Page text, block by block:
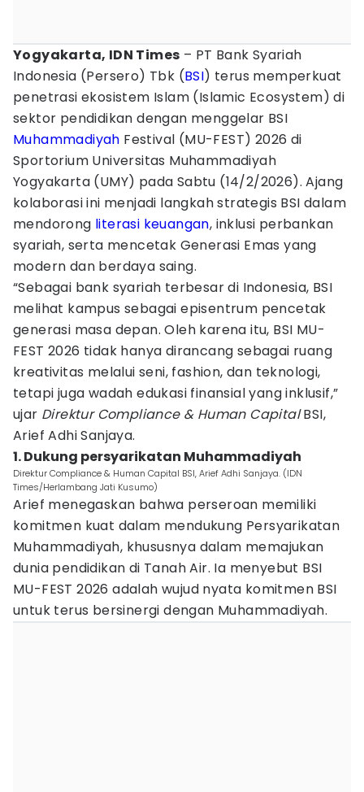
Yogyakarta, IDN Times – PT Bank Syariah
Indonesia (Persero) Tbk (BSI) terus memperkuat
penetrasi ekosistem Islam (Islamic Ecosystem) di
sektor pendidikan dengan menggelar BSI
Muhammadiyah Festival (MU-FEST) 2026 di
Sportorium Universitas Muhammadiyah
Yogyakarta (UMY) pada Sabtu (14/2/2026). Ajang
kolaborasi ini menjadi langkah strategis BSI dalam
mendorong literasi keuangan, inklusi perbankan
syariah, serta mencetak Generasi Emas yang
modern dan berdaya saing.
“Sebagai bank syariah terbesar di Indonesia, BSI
melihat kampus sebagai episentrum pencetak
generasi masa depan. Oleh karena itu, BSI MU-
FEST 2026 tidak hanya dirancang sebagai ruang
kreativitas melalui seni, fashion, dan teknologi,
tetapi juga wadah edukasi finansial yang inklusif,”
ujar Direktur Compliance & Human CapitalBSI,
Arief Adhi Sanjaya.
1. Dukung persyarikatan Muhammadiyah
Direktur Compliance & Human Capital BSI, Arief Adhi Sanjaya. (IDN
Times/Herlambang Jati Kusumo)
Arief menegaskan bahwa perseroan memiliki
komitmen kuat dalam mendukung Persyarikatan
Muhammadiyah, khususnya dalam memajukan
dunia pendidikan di Tanah Air. Ia menyebut BSI
MU-FEST 2026 adalah wujud nyata komitmen BSI
untuk terus bersinergi dengan Muhammadiyah.